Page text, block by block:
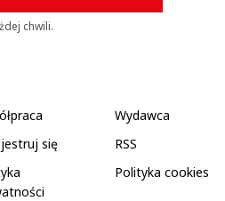
chwili.
Wydawca
się
RSS
Polityka cookies